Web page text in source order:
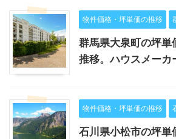
物件価格・坪単価の推移
群馬県大泉町の坪単
推移。ハウスメーカ
物件価格・坪単価の推移
石川県小松市の坪単